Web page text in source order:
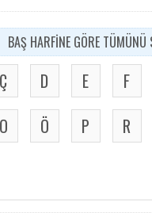
BAŞ HARFİNE GÖRE TÜMÜNÜ
Ç D E
F
O Ö P
R